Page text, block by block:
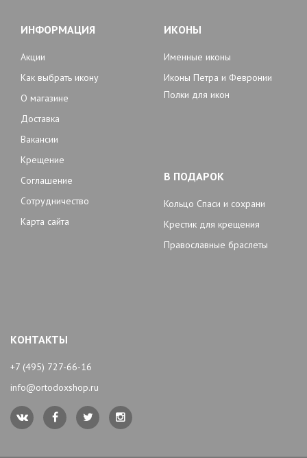
ИНФОРМАЦИЯ
Акции
Как выбрать икону
О магазине
Доставка
Вакансии
Крещение
Соглашение
Сотрудничество
Карта сайта
ИКОНЫ
Именные иконы
Иконы Петра и Февронии
Полки для икон
В ПОДАРОК
Кольцо Спаси и сохрани
Крестик для крещения
Православные браслеты
КОНТАКТЫ
+7 (495) 727-66-16
info@ortodoxshop.ru